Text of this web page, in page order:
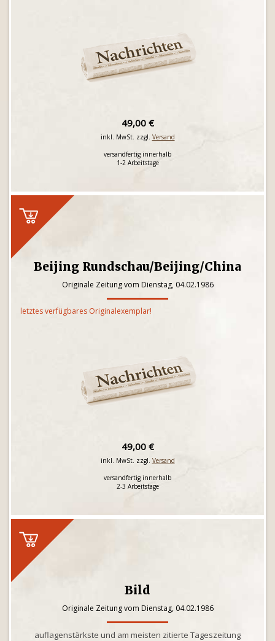
49,00 €
inkl. MwSt. zzgl. Versand
versandfertig innerhalb
1-2 Arbeitstage
Beijing Rundschau/Beijing/China
Originale Zeitung vom Dienstag, 04.02.1986
letztes verfügbares Originalexemplar!
49,00 €
inkl. MwSt. zzgl. Versand
versandfertig innerhalb
2-3 Arbeitstage
Bild
Originale Zeitung vom Dienstag, 04.02.1986
auflagenstärkste und am meisten zitierte Tageszeitung